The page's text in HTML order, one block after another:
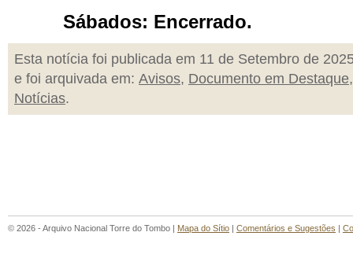
Sábados: Encerrado.
Esta notícia foi publicada em 11 de Setembro de
e foi arquivada em: Avisos, Documento em Destaque,
Notícias.
© 2026 - Arquivo Nacional Torre do Tombo | Mapa do Sítio | Comentários e Sugestões |